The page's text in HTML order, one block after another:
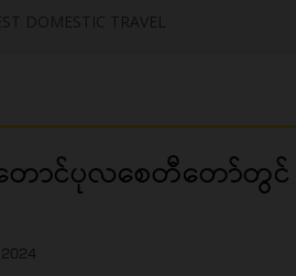
DOMESTIC TRAVEL
ောင်ပုလစေတီတော်တွင်
2024